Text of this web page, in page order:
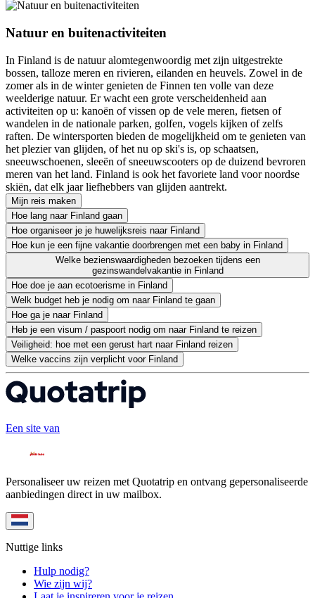
Natuur en buitenactiviteiten
In Finland is de natuur alomtegenwoordig met zijn uitgestrekte
bossen, talloze meren en rivieren, eilanden en heuvels. Zowel in de
zomer als in de winter genieten de Finnen ten volle van deze
weelderige natuur. Er wacht een grote verscheidenheid aan
activiteiten op u: kanoën of vissen op de vele meren, fietsen of
wandelen in de nationale parken, golfen, vogels kijken of zelfs
raften. De wintersporten bieden de mogelijkheid om te genieten van
het plezier van glijden, of het nu op ski's is, op schaatsen,
sneeuwschoenen, sleeën of sneeuwscooters op de duizend bevroren
meren van het land. Finland is ook het favoriete land voor noordse
skiën, dat elk jaar liefhebbers van glijden aantrekt.
Mijn reis maken
Hoe lang naar Finland gaan
Hoe organiseer je je huwelijksreis naar Finland
Hoe kun je een fijne vakantie doorbrengen met een baby in Finland
Welke bezienswaardigheden bezoeken tijdens een
gezinswandelvakantie in Finland
Hoe doe je aan ecotoerisme in Finland
Welk budget heb je nodig om naar Finland te gaan
Hoe ga je naar Finland
Heb je een visum / paspoort nodig om naar Finland te reizen
Veiligheid: hoe met een gerust hart naar Finland reizen
Welke vaccins zijn verplicht voor Finland
Een site van
Personaliseer uw reizen met Quotatrip en ontvang gepersonaliseerde
aanbiedingen direct in uw mailbox.
Nuttige links
Hulp nodig?
Wie zijn wij?